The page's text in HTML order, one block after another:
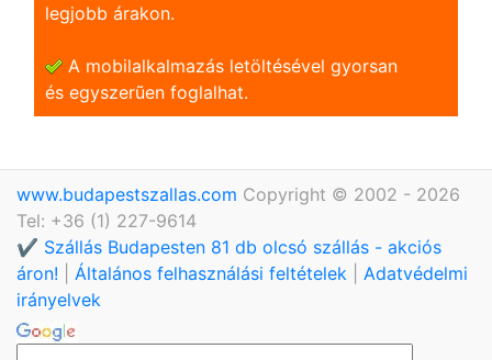
legjobb árakon.
A mobilalkalmazás letöltésével gyorsan
és egyszerũen foglalhat.
www.budapestszallas.com Copyright © 2002 - 2026
Tel: +36 (1) 227-9614
✔️ Szállás Budapesten 81 db olcsó szállás - akciós
áron!
Általános felhasználási feltételek
Adatvédelmi
irányelvek